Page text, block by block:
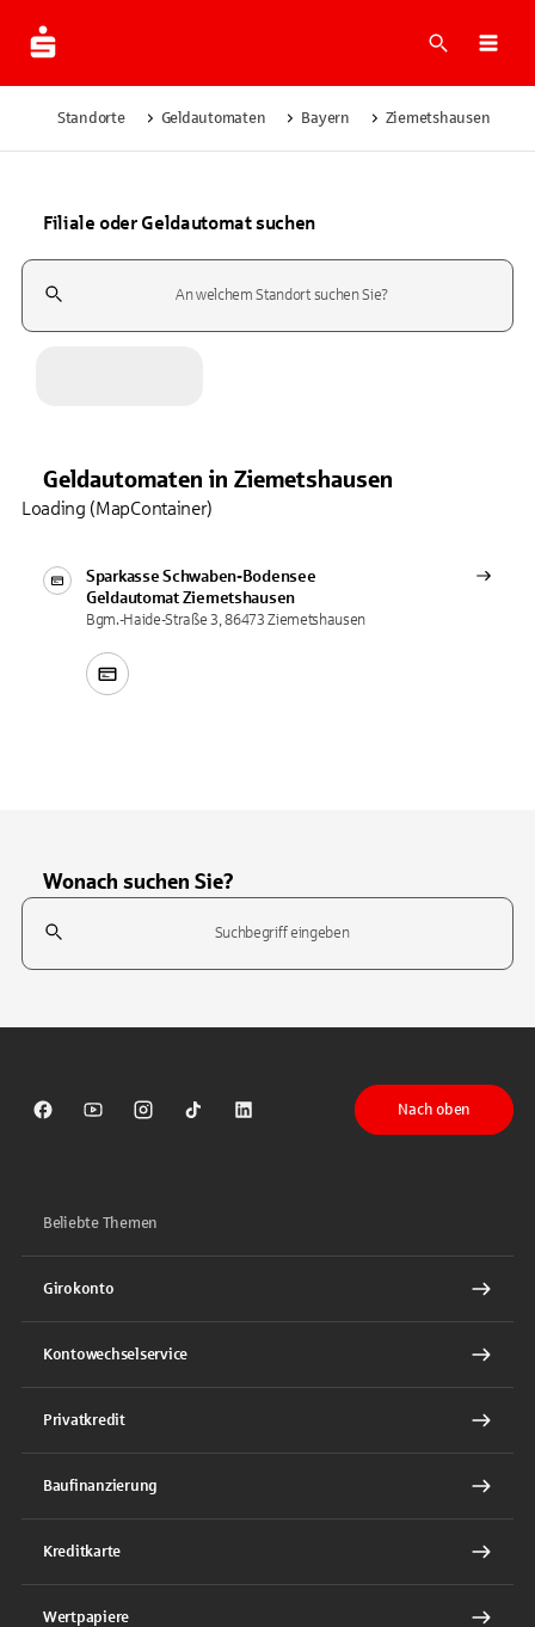
Suche
Standorte Geldautomaten Bayern Ziemetshausen
Filiale oder Geldautomat suchen
Suchfeld
Geldautomaten in Ziemetshausen
Sparkasse Schwaben-Bodensee
Geldautomat Ziemetshausen
Bgm.-Haide-Straße 3, 86473 Ziemetshausen
Loading (MapContainer)
Wonach suchen Sie?
Suchfeld
Sparkasse auf Facebook
Sparkasse auf Youtube
Sparkasse auf Instagram
Sparkasse auf TikTok
Sparkasse auf LinkedIn
Nach oben
Beliebte Themen
Girokonto
Kontowechselservice
Privatkredit
Baufinanzierung
Kreditkarte
Wertpapiere